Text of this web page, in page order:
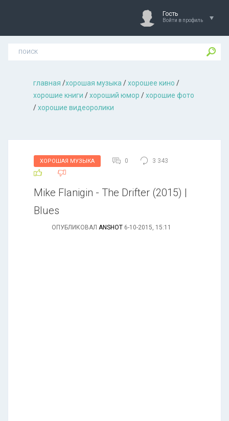
Гость
Войти в профиль
главная /хорошая музыкa /хорошее кино /
хорошие книги /хороший юмор /хорошие фото
/хорошие видеоролики
ХОРОШАЯ МУЗЫКА 0 3 343
Mike Flanigin - The Drifter (2015) |
Blues
ОПУБЛИКОВАЛ ANSHOT 6-10-2015, 15:11